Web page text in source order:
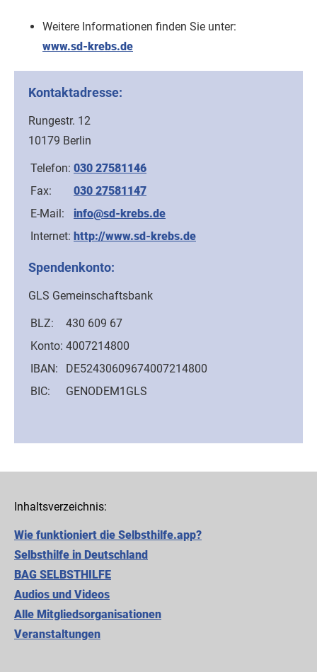
Weitere Informationen finden Sie unter:
www.sd-krebs.de
Kontaktadresse:
Rungestr. 12
10179 Berlin
Telefon: 030 27581146
Fax:
030 27581147
E-Mail:
info@sd-krebs.de
Internet: http://www.sd-krebs.de
Spendenkonto:
GLS Gemeinschaftsbank
BLZ:
430 609 67
Konto: 4007214800
IBAN:
DE52430609674007214800
BIC:
GENODEM1GLS
Inhaltsverzeichnis:
Wie funktioniert die Selbsthilfe.app?
Selbsthilfe in Deutschland
BAG SELBSTHILFE
Audios und Videos
Alle Mitgliedsorganisationen
Veranstaltungen
Cookie-Einstellungen